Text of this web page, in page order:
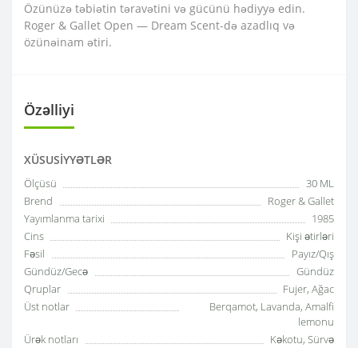
Özünüzə təbiətin təravətini və gücünü hədiyyə edin.
Roger & Gallet Open — Dream Scent-də azadlıq və
özünəinam ətiri.
Özəlliyi
XÜSUSIYYƏTLƏR
Ölçüsü
30 ML
Brend
Roger & Gallet
Yayımlanma tarixi
1985
Cins
Kişi ətirləri
Fəsil
Payız/Qış
Gündüz/Gecə
Gündüz
Qruplar
Fujer, Ağac
Üst notlar
Berqamot, Lavanda, Amalfi
lemonu
Ürək notları
Kəkotu, Sürvə